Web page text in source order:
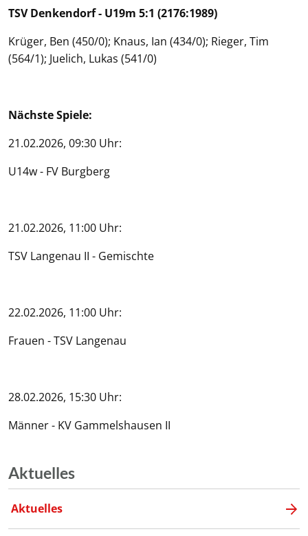
TSV Denkendorf - U19m 5:1 (2176:1989)
Krüger, Ben (450/0); Knaus, Ian (434/0); Rieger, Tim
(564/1); Juelich, Lukas (541/0)
Nächste Spiele:
21.02.2026, 09:30 Uhr:
U14w - FV Burgberg
21.02.2026, 11:00 Uhr:
TSV Langenau II - Gemischte
22.02.2026, 11:00 Uhr:
Frauen - TSV Langenau
28.02.2026, 15:30 Uhr:
Männer - KV Gammelshausen II
Aktuelles
Aktuelles